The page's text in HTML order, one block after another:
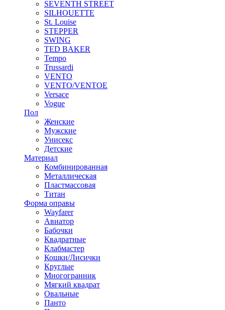
SEVENTH STREET
SILHOUETTE
St. Louise
STEPPER
SWING
TED BAKER
Tempo
Trussardi
VENTO
VENTO/VENTOE
Versace
Vogue
Пол
Женские
Мужские
Унисекс
Детские
Материал
Комбинированная
Металлическая
Пластмассовая
Титан
Форма оправы
Wayfarer
Авиатор
Бабочки
Квадратные
Клабмастер
Кошки/Лисички
Круглые
Многогранник
Мягкий квадрат
Овальные
Панто